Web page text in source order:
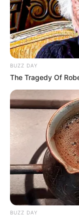
BUZZ DAY
The Tragedy Of
BUZZ DAY